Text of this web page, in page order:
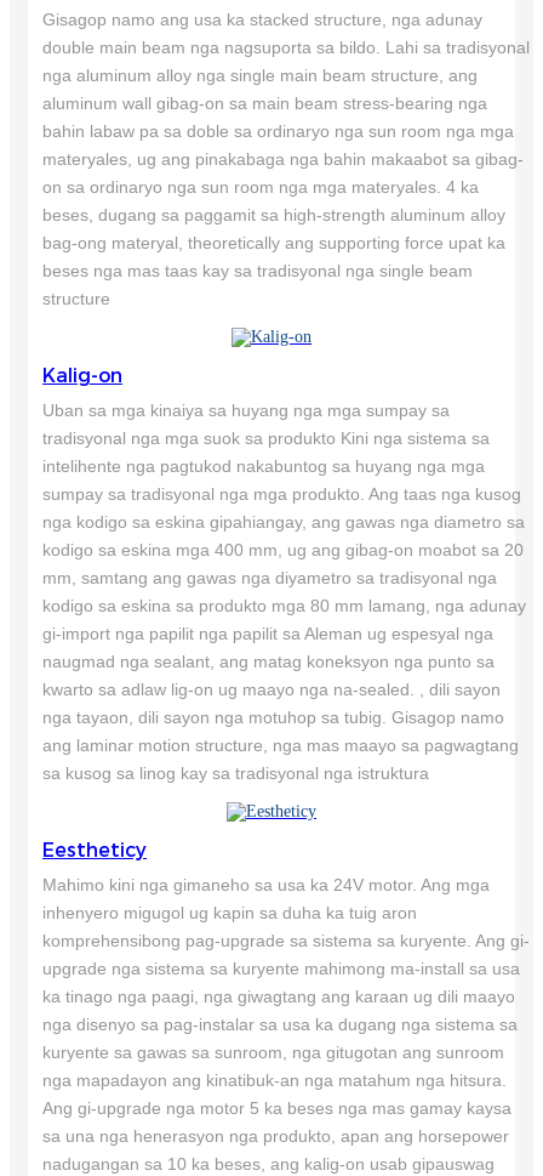
Gisagop namo ang usa ka stacked structure, nga adunay
double main beam nga nagsuporta sa bildo. Lahi sa tradisyonal
nga aluminum alloy nga single main beam structure, ang
aluminum wall gibag-on sa main beam stress-bearing nga
bahin labaw pa sa doble sa ordinaryo nga sun room nga mga
materyales, ug ang pinakabaga nga bahin makaabot sa gibag-
on sa ordinaryo nga sun room nga mga materyales. 4 ka
beses, dugang sa paggamit sa high-strength aluminum alloy
bag-ong materyal, theoretically ang supporting force upat ka
beses nga mas taas kay sa tradisyonal nga single beam
structure
Kalig-on
Uban sa mga kinaiya sa huyang nga mga sumpay sa
tradisyonal nga mga suok sa produkto Kini nga sistema sa
intelihente nga pagtukod nakabuntog sa huyang nga mga
sumpay sa tradisyonal nga mga produkto. Ang taas nga kusog
nga kodigo sa eskina gipahiangay, ang gawas nga diametro sa
kodigo sa eskina mga 400 mm, ug ang gibag-on moabot sa 20
mm, samtang ang gawas nga diyametro sa tradisyonal nga
kodigo sa eskina sa produkto mga 80 mm lamang, nga adunay
gi-import nga papilit nga papilit sa Aleman ug espesyal nga
naugmad nga sealant, ang matag koneksyon nga punto sa
kwarto sa adlaw lig-on ug maayo nga na-sealed. , dili sayon ​​
nga tayaon, dili sayon ​​nga motuhop sa tubig. Gisagop namo
ang laminar motion structure, nga mas maayo sa pagwagtang
sa kusog sa linog kay sa tradisyonal nga istruktura
Eestheticy
Mahimo kini nga gimaneho sa usa ka 24V motor. Ang mga
inhenyero migugol ug kapin sa duha ka tuig aron
komprehensibong pag-upgrade sa sistema sa kuryente. Ang gi-
upgrade nga sistema sa kuryente mahimong ma-install sa usa
ka tinago nga paagi, nga giwagtang ang karaan ug dili maayo
nga disenyo sa pag-instalar sa usa ka dugang nga sistema sa
kuryente sa gawas sa sunroom, nga gitugotan ang sunroom
nga mapadayon ang kinatibuk-an nga matahum nga hitsura.
Ang gi-upgrade nga motor 5 ka beses nga mas gamay kaysa
sa una nga henerasyon nga produkto, apan ang horsepower
nadugangan sa 10 ka beses, ang kalig-on usab gipauswag